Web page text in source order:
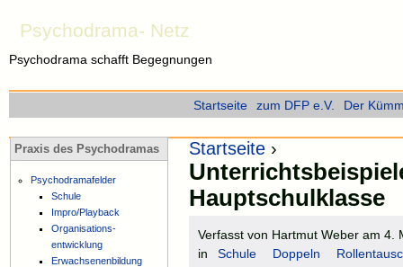
Psychodrama- Netz
Psychodrama schafft Begegnungen
Startseite ›
Hauptschulklasse
Verfasst von Hartmut Weber am 4.
in
Schule Doppeln
Startseite zum DFP e.V. Der
Praxis des Psychodramas
Psychodramafelder
Schule
Impro/Playback
Organisations-
entwicklung
Erwachsenenbildung